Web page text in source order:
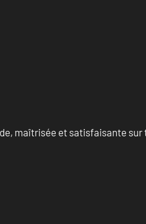
maîtrisée et satisfaisante sur